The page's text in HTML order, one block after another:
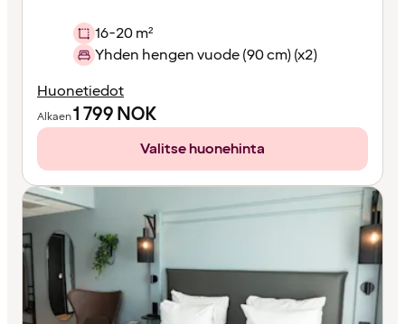
16-20 m²
Yhden hengen vuode (90 cm) (x2)
Huonetiedot
Alkaen1 799NOK
Valitse huonehinta